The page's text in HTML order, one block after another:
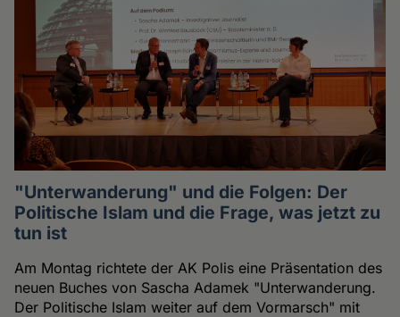
"Unterwanderung" und die Folgen: Der
Politische Islam und die Frage, was jetzt zu
tun ist
Am Montag richtete der AK Polis eine Präsentation des
neuen Buches von Sascha Adamek "Unterwanderung.
Der Politische Islam weiter auf dem Vormarsch" mit